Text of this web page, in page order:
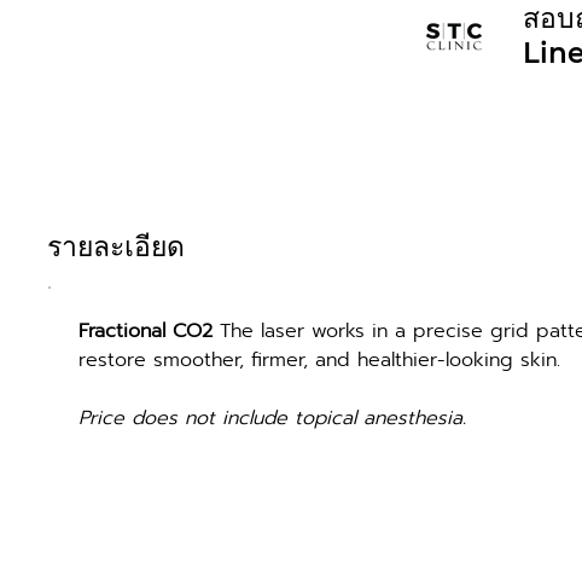
สอบ
รายละเอียด
Fractional CO2 The laser works in a precise grid
restore smoother, firmer, and healthier-looking skin.
Price does not include topical anesthesia.